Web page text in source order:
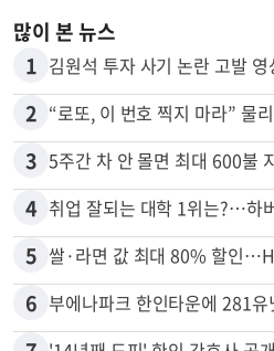
1 김원석 투자 사기 논란 고발 영
2 “로또, 이 번호 찍지 마라” 물
3 5주간 차 안 몰면 최대 600불
4 취업 잘되는 대학 1위는?…하
5 쌀·라면 값 최대 80% 할인…H